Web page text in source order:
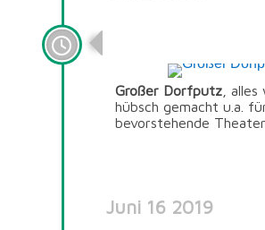
Großer Dorfputz, alles
hübsch gemacht u.a.
bevorstehende
Juni 16 2019